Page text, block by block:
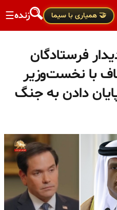
🤝 همیاری با سیما زنده☰
فرستادگان
با نخست‌وزیر
دادن به جنگ